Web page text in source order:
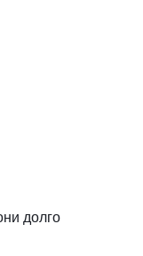
долго